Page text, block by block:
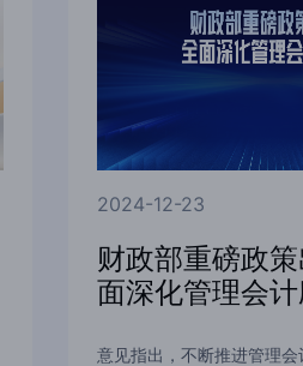
2024-12-23
财政部重磅政
面深化管理会计
意见指出，不断推进管理